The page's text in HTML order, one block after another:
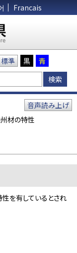
Francais
標準 黒 青
材の特性
音声読み上げ
を有しているとされ